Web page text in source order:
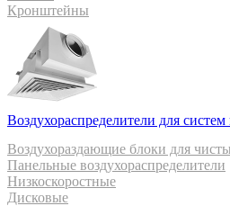
Кронштейны
Воздухораспределители для
Воздухораздающие блоки для
Панельные воздухораспределители
Низкоскоростные
Дисковые